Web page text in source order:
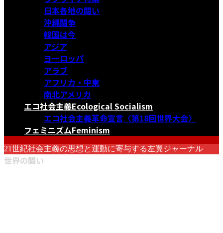
日本各地の闘い
沖縄闘争
韓国は今
アジア
ヨーロッパ
アラブ
アフリカ・中東
南北アメリカ
エコ社会主義Ecological Socialism
エコ社会主義革命宣言〈第18回世界大会〉
フェミニズムFeminism
21世紀社会主義の思想と運動に寄与する左翼ジャーナル
世界の闘い